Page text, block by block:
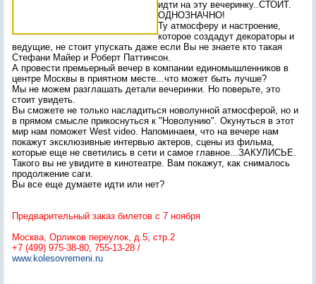
идти на эту вечеринку..СТОИТ.
ОДНОЗНАЧНО!
Ту атмосферу и настроение,
которое создадут декораторы и
ведущие, не стоит упускать даже если Вы не знаете кто такая
Стефани Майер и Роберт Паттинсон.
А провести премьерный вечер в компании единомышленников в
центре Москвы в приятном месте...что может быть лучше?
Мы не можем разглашать детали вечеринки. Но поверьте, это
стоит увидеть.
Вы сможете не только насладиться новолунной атмосферой, но и
в прямом смысле прикоснуться к "Новолунию". Окунуться в этот
мир нам поможет West video. Напоминаем, что на вечере нам
покажут эксклюзивные интервью актеров, сцены из фильма,
которые еще не светились в сети и самое главное...ЗАКУЛИСЬЕ.
Такого вы не увидите в кинотеатре. Вам покажут, как снималось
продолжение саги.
Вы все еще думаете идти или нет?
Предварительный заказ билетов с 7 ноября
Москва, Орликов переулок, д.5, стр.2
+7 (499) 975-38-80, 755-13-28 /
www.kolesovremeni.ru